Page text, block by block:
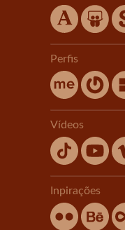
Perfis
Vídeos
Inpirações